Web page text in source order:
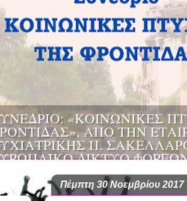
«ΚΟΙΝΩΝΙΚΕΣ
ΑΠΟ ΤΗΝ
Π.
ΔΙΚΤΥΟ
ΑSKLEPIOS
Πέμπτη 30 Νοεμβρίου 2017